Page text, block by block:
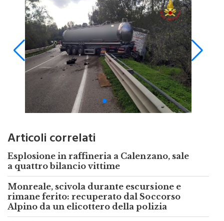
Articoli correlati
Esplosione in raffineria a Calenzano, sale
a quattro bilancio vittime
Monreale, scivola durante escursione e
rimane ferito: recuperato dal Soccorso
Alpino da un elicottero della polizia